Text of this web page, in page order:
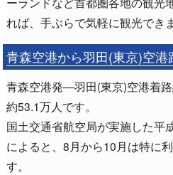
れば、手ぶらで気軽に観光できま
青森空港から羽田(東京)空港
青森空港発―羽田(東京)空港着
約53.1万人です。
国土交通省航空局が実施した平
によると、8月から10月は特に
す。